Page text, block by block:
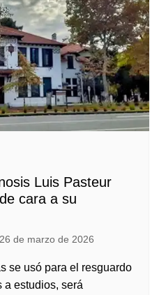
Luis Pasteur
cara a su
26 de marzo de 2026
se usó para el resguardo
a estudios, será